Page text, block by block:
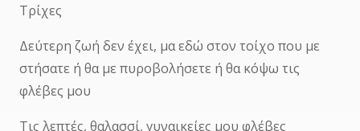
Τρίχες
Δεύτερη ζωή δεν έχει, μα εδώ στον τοίχο που με
στήσατε ή θα με πυροβολήσετε ή θα κόψω τις
φλέβες μου
Τις λεπτές, θαλασσί, γυναικείες μου φλέβες